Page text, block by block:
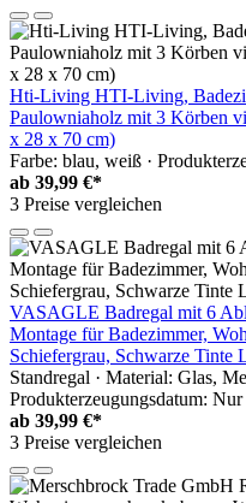
Hti-Living HTI-Living,
Paulowniaholz mit 3 Körben
x 28 x 70 cm)
Farbe: blau, weiß ·
ab 39,99 €*
3 Preise vergleichen
VASAGLE Badregal mit 6
Montage für Badezimmer,
Schiefergrau, Schwarze Tinte
Standregal · Material: Glas,
Produkterzeugungsdatum:
ab 39,99 €*
3 Preise vergleichen